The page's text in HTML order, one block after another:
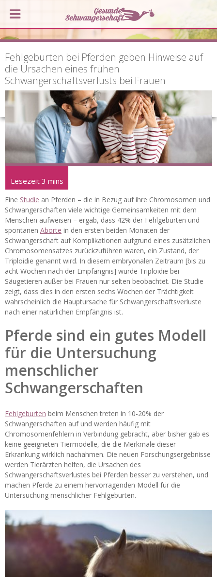
Fehlgeburten bei Pferden geben Hinweise auf
die Ursachen eines frühen
Schwangerschaftsverlusts bei Frauen
Eine Studie an Pferden – die in Bezug auf ihre Chromosomen und
Schwangerschaften viele wichtige Gemeinsamkeiten mit dem
Menschen aufweisen – ergab, dass 42% der Fehlgeburten und
spontanen Aborte in den ersten beiden Monaten der
Schwangerschaft auf Komplikationen aufgrund eines zusätzlichen
Chromosomensatzes zurückzuführen waren, ein Zustand, der
Triploidie genannt wird. In diesem embryonalen Zeitraum [bis zu
acht Wochen nach der Empfängnis] wurde Triploidie bei
Säugetieren außer bei Frauen nur selten beobachtet. Die Studie
zeigt, dass dies in den ersten sechs Wochen der Trächtigkeit
wahrscheinlich die Hauptursache für Schwangerschaftsverluste
nach einer natürlichen Empfängnis ist.
Pferde sind ein gutes Modell
für die Untersuchung
menschlicher
Schwangerschaften
Fehlgeburten beim Menschen treten in 10-20% der
Schwangerschaften auf und werden häufig mit
Chromosomenfehlern in Verbindung gebracht, aber bisher gab es
keine geeigneten Tiermodelle, die die Merkmale dieser
Erkrankung wirklich nachahmen. Die neuen Forschungsergebnisse
werden Tierärzten helfen, die Ursachen des
Schwangerschaftsverlustes bei Pferden besser zu verstehen, und
machen Pferde zu einem hervorragenden Modell für die
Untersuchung menschlicher Fehlgeburten.